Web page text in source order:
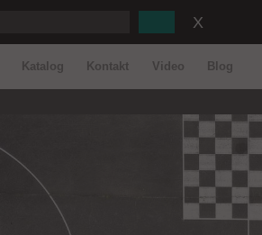
Katalog Kontakt Video Blog